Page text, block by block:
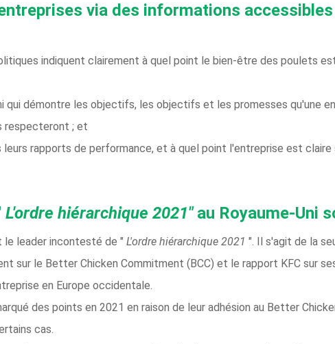
via des informations
indiquent clairement à quel point le bien-être des poulets
qui démontre les objectifs, les objectifs et les promesses qu'une
respecteront ; et
rapports de performance, et à quel point l'entreprise est
L'ordre hiérarchique 2021"au Royaume-Uni
le leader incontesté de " L'ordre hiérarchique 2021 ". Il s'agit de la
sur le Better Chicken Commitment (BCC) et le rapport KFC sur
en Europe occidentale.
des points en 2021 en raison de leur adhésion au Better
cas.